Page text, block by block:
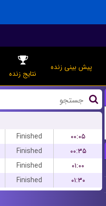
پیش بینی زنده
نتایج زنده
Finished
۰۰:۰۵
Finished
۰۰:۳۵
Finished
۰۱:۰۰
Finished ۰۱:۳۰